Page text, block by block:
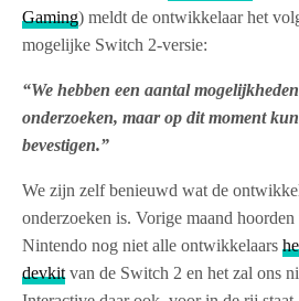
Gaming) meldt de ontwikkelaar het
mogelijke Switch 2-versie:
“We hebben een aantal
onderzoeken, maar op dit moment
bevestigen.”
We zijn zelf benieuwd wat de
onderzoeken is. Vorige maand
Nintendo nog niet alle ontwikkelaars
devkit van de Switch 2 en het zal ons